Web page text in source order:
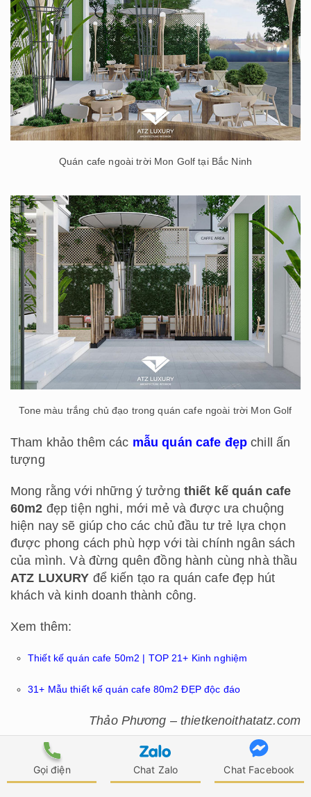
Gọi điện Chat Zalo Chat Facebook
Quán cafe ngoài trời Mon Golf tại Bắc Ninh
Tone màu trắng chủ đạo trong quán cafe ngoài trời Mon Golf
Tham khảo thêm các mẫu quán cafe đẹp chill ấn
tượng
Mong rằng với những ý tưởng thiết kế quán cafe
60m2 đẹp tiện nghi, mới mẻ và được ưa chuộng
hiện nay sẽ giúp cho các chủ đầu tư trẻ lựa chọn
được phong cách phù hợp với tài chính ngân sách
của mình. Và đừng quên đồng hành cùng nhà thầu
ATZ LUXURY để kiến tạo ra quán cafe đẹp hút
khách và kinh doanh thành công.
Xem thêm:
Thiết kế quán cafe 50m2 | TOP 21+ Kinh nghiệm
31+ Mẫu thiết kế quán cafe 80m2 ĐẸP độc đáo
Thảo Phương – thietkenoithatatz.com
5/5 - (1 bình chọn)